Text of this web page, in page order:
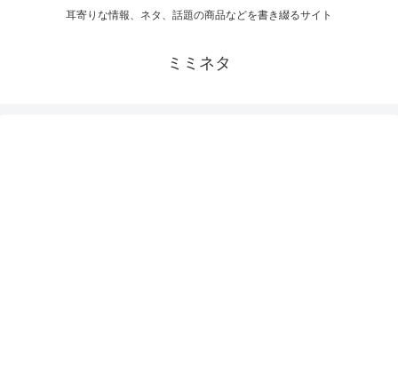
耳寄りな情報、ネタ、話題の商品などを書き綴るサイト
ミミネタ